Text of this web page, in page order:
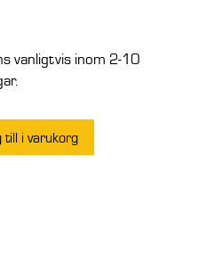
vanligtvis inom 2-10
till i varukorg